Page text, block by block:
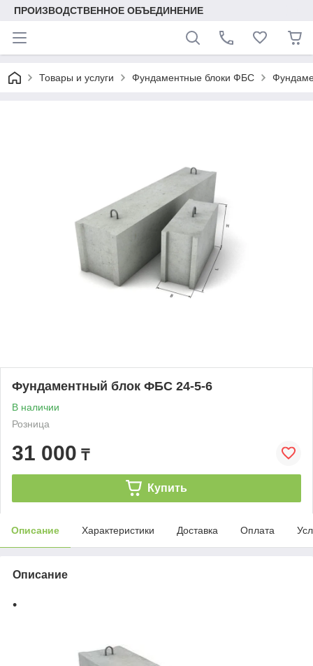
ПРОИЗВОДСТВЕННОЕ ОБЪЕДИНЕНИЕ
Товары и услуги Фундаментные блоки ФБС
Фундаментный блок ФБС 24-5-6
В наличии
Розница
31 000 ₸
Купить
Описание Характеристики Доставка Оплата
Описание